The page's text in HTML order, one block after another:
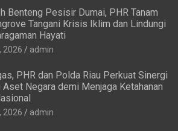
Benteng Pesisir Dumai, PHR Tanam
Tangani Krisis Iklim dan Lindungi
Hayati
2026 admin
PHR dan Polda Riau Perkuat Sinergi
Aset Negara demi Menjaga Ketahanan
2026 admin